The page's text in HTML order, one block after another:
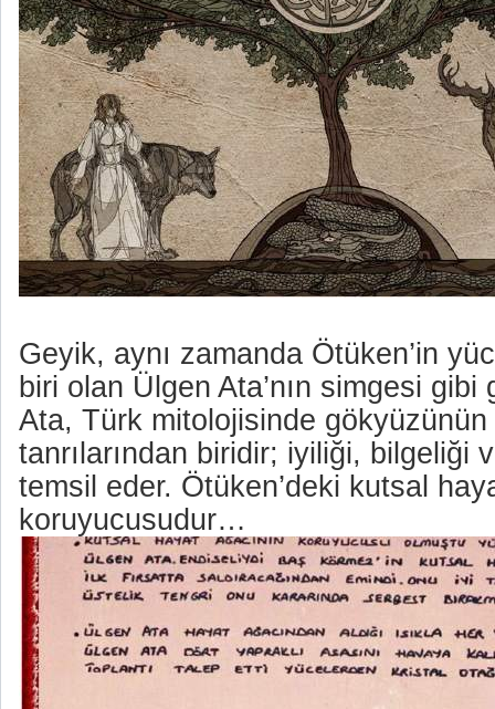
Geyik, aynı zamanda Ötüken’in
biri olan Ülgen Ata’nın simgesi gibi
Ata, Türk mitolojisinde
tanrılarından biridir; iyiliği, bilgeliği
temsil eder. Ötüken’deki kutsal
koruyucusudur…